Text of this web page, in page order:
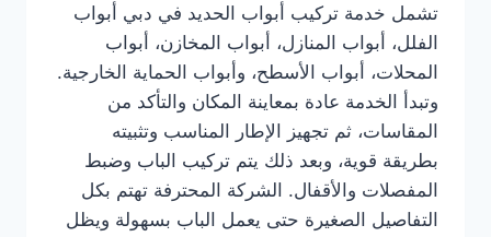
تشمل خدمة تركيب أبواب الحديد في دبي أبواب
الفلل، أبواب المنازل، أبواب المخازن، أبواب
المحلات، أبواب الأسطح، وأبواب الحماية الخارجية.
وتبدأ الخدمة عادة بمعاينة المكان والتأكد من
المقاسات، ثم تجهيز الإطار المناسب وتثبيته
بطريقة قوية، وبعد ذلك يتم تركيب الباب وضبط
المفصلات والأقفال. الشركة المحترفة تهتم بكل
التفاصيل الصغيرة حتى يعمل الباب بسهولة ويظل